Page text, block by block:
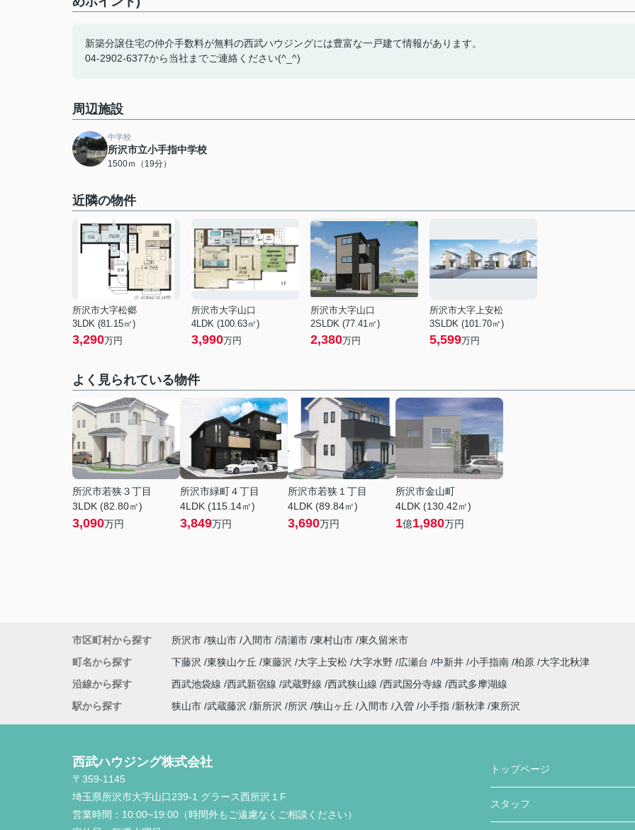
新築分譲住宅の仲介手数料が無料の西武ハウジングには豊富な一戸建て情報があります。
04-2902-6377から当社までご連絡ください(^_^)
周辺施設
中学校
所沢市立小手指中学校
1500ｍ（19分）
近隣の物件
所沢市大字松郷
3LDK (81.15㎡)
3,290万円
所沢市大字山口
4LDK (100.63㎡)
3,990万円
所沢市大字山口
2SLDK (77.41㎡)
2,380万円
所沢市大字上安松
3SLDK (101.70㎡)
5,599万円
よく見られている物件
所沢市若狭３丁目
3LDK (82.80㎡)
3,090万円
所沢市緑町４丁目
4LDK (115.14㎡)
3,849万円
所沢市若狭１丁目
4LDK (89.84㎡)
3,690万円
所沢市金山町
4LDK (130.42㎡)
1億1,980万円
市区町村から探す 所沢市 狭山市 入間市 清瀬市 東村山市 東久留米市
町名から探す
下藤沢 東狭山ケ丘 東藤沢 大字上安松 大字水野 広瀬台 中新井 小手指南 柏原 大字北秋津
沿線から探す
西武池袋線 西武新宿線 武蔵野線 西武狭山線 西武国分寺線 西武多摩湖線
駅から探す
狭山市 武蔵藤沢 新所沢 所沢 狭山ヶ丘 入間市 入曽 小手指 新秋津 東所沢
西武ハウジング株式会社
〒359-1145
埼玉県所沢市大字山口239-1 グラース西所沢１F
営業時間： 10:00~19:00（時間外もご遠慮なくご相談ください）
トップページ
スタッフ